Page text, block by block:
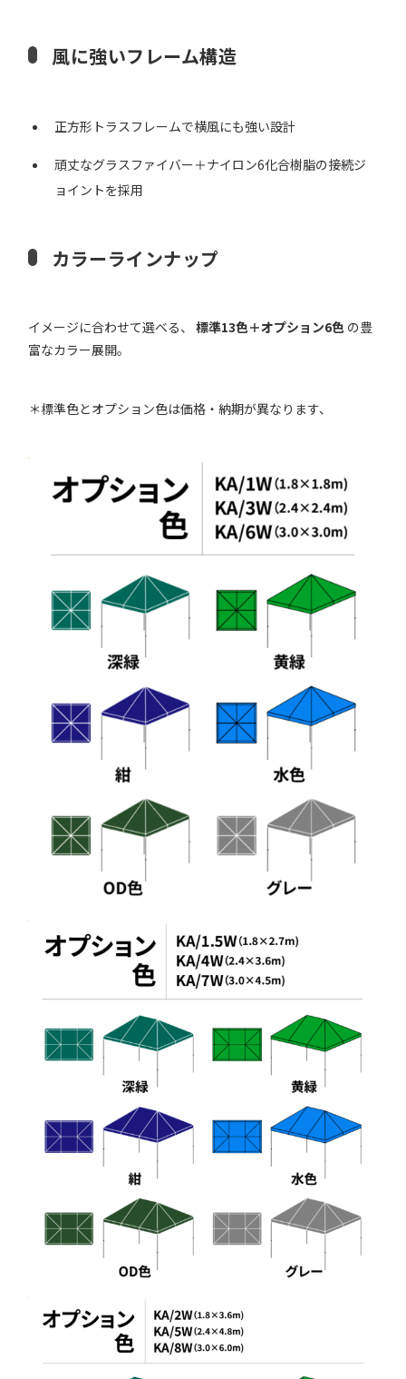
風に強いフレーム構造
正方形トラスフレームで横風にも強い設計
頑丈なグラスファイバー＋ナイロン6化合樹脂の接続ジ
ョイントを採用
カラーラインナップ
イメージに合わせて選べる、 標準13色＋オプション6色の豊
富なカラー展開。
＊標準色とオプション色は価格・納期が異なります、